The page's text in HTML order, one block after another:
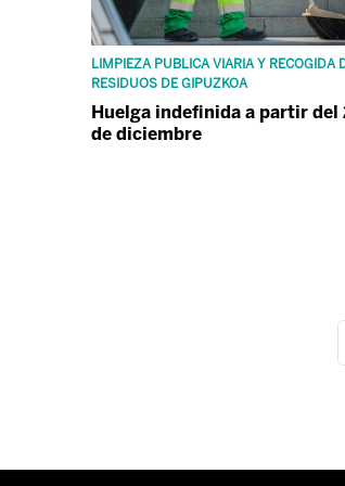
LIMPIEZA PUBLICA VIARIA Y RECOGIDA
RESIDUOS DE GIPUZKOA
Huelga indefinida a partir del
de diciembre